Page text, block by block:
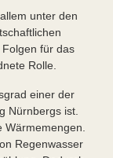
unter den
für das
Rolle.
einer der
Nürnbergs ist.
Wärmemengen.
Regenwasser